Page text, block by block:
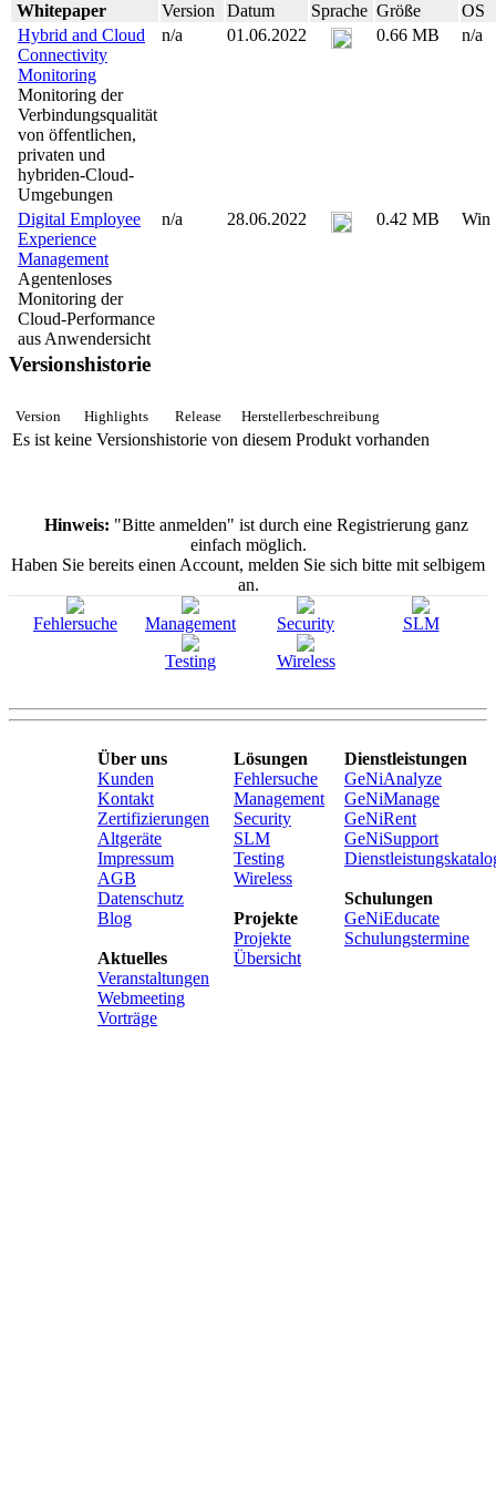
Whitepaper Version Datum Sprache Größe
OS
Hybrid and Cloud
Connectivity
Monitoring
Monitoring der
Verbindungsqualität
von öffentlichen,
privaten und
hybriden-Cloud-
Umgebungen
n/a 01.06.2022 0.66 MB n/a
Digital Employee
Experience
Management
Agentenloses
Monitoring der
Cloud-Performance
aus Anwendersicht
n/a 28.06.2022 0.42 MB Win
Versionshistorie
Version Highlights Release Herstellerbeschreibung
Es ist keine Versionshistorie von diesem Produkt vorhanden
Hinweis: "Bitte anmelden" ist durch eine Registrierung ganz
einfach möglich.
Haben Sie bereits einen Account, melden Sie sich bitte mit selbigem
an.
Fehlersuche Management Security
SLM
Testing
Wireless
Über uns
Kunden
Kontakt
Zertifizierungen
Altgeräte
Impressum
AGB
Datenschutz
Blog
Aktuelles
Veranstaltungen
Webmeeting
Vorträge
Lösungen
Fehlersuche
Management
Security
SLM
Testing
Wireless
Projekte
Projekte
Übersicht
Dienstleistungen
GeNiAnalyze
GeNiManage
GeNiRent
GeNiSupport
Schulungen
GeNiEducate
Schulungstermine